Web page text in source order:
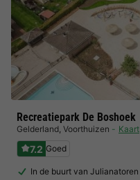
Recreatiepark De Boshoek
Gelderland, Voorthuizen Kaart
7.2 Goed
In de buurt van Julianatoren